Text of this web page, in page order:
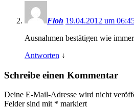
Floh 19.04.2012 um
Ausnahmen bestätigen wie
Antworten ↓
Schreibe einen Kommentar
Deine E-Mail-Adresse wird nicht
Felder sind mit * markiert